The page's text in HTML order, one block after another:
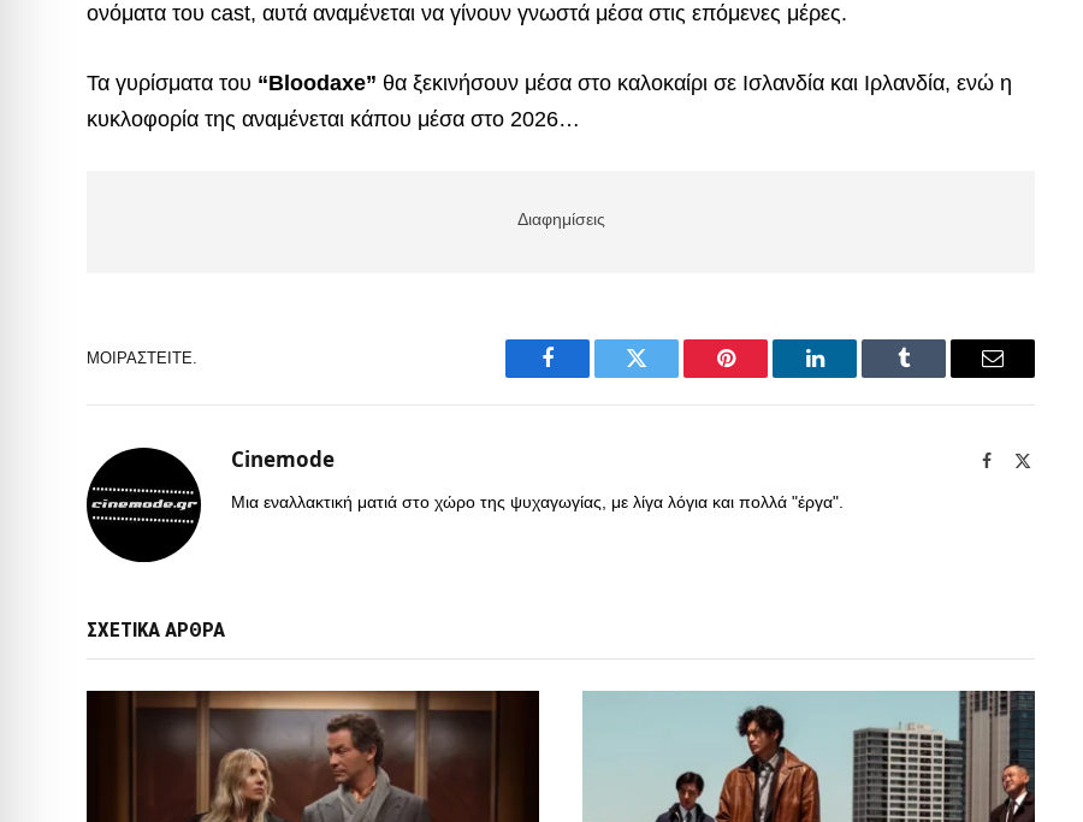
ονόματα του cast, αυτά αναμένεται να γίνουν γνωστά μέσα στις επόμενες μέρες.
Τα γυρίσματα του “Bloodaxe” θα ξεκινήσουν μέσα στο καλοκαίρι σε Ισλανδία και Ιρλανδία, ενώ η
κυκλοφορία της αναμένεται κάπου μέσα στο 2026…
Διαφημίσεις
ΜΟΙΡΑΣΤΕΊΤΕ.
Facebook Twitter Pinterest LinkedIn Tumblr Email
Cinemode Facebook
Μια εναλλακτική ματιά στο χώρο της ψυχαγωγίας, με λίγα λόγια και πολλά "έργα".
ΣΧΕΤΙΚΑ ΑΡΘΡΑ